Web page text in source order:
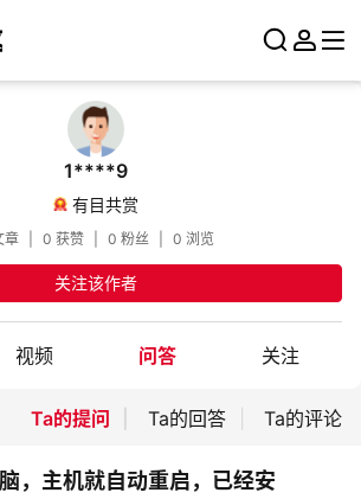
1****9
有目共赏
章 0 获赞 0 粉丝 0 浏览
关注该作者
视频 问答 关注
Ta的提问 Ta的回答 Ta的评论
，主机就自动重启，已经安